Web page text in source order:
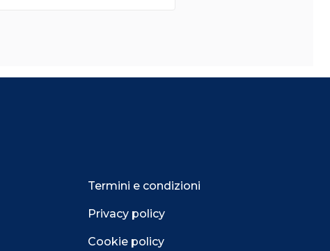
Termini e condizioni
Privacy policy
Cookie policy